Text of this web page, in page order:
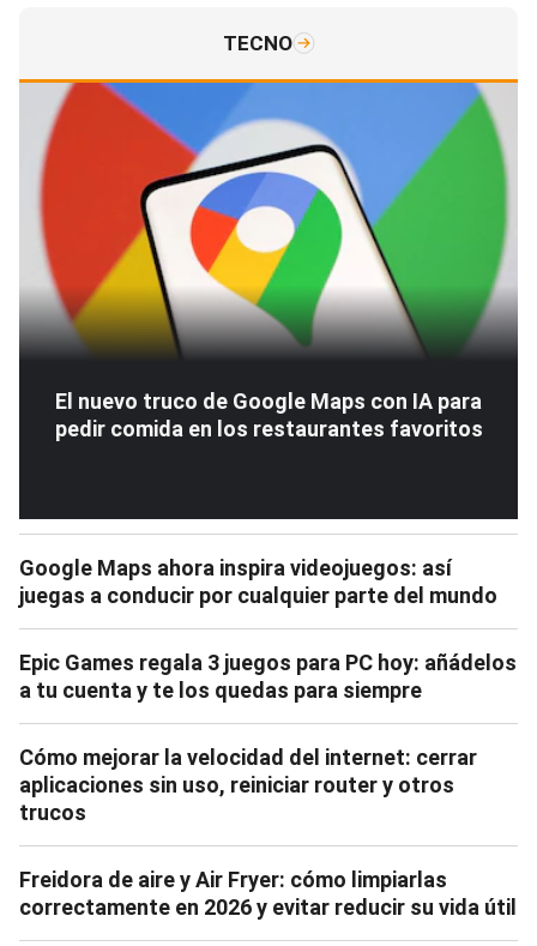
TECNO
El nuevo truco de Google Maps con IA para
pedir comida en los restaurantes favoritos
Google Maps ahora inspira videojuegos: así
juegas a conducir por cualquier parte del mundo
Epic Games regala 3 juegos para PC hoy: añádelos
a tu cuenta y te los quedas para siempre
Cómo mejorar la velocidad del internet: cerrar
aplicaciones sin uso, reiniciar router y otros
trucos
Freidora de aire y Air Fryer: cómo limpiarlas
correctamente en 2026 y evitar reducir su vida útil